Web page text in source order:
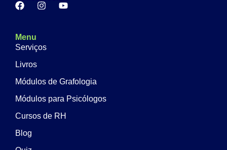
Menu
Serviços
Livros
Módulos de Grafologia
Módulos para Psicólogos
Cursos de RH
Blog